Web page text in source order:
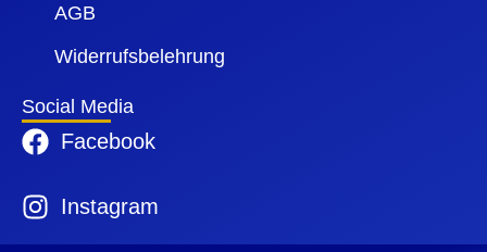
AGB
Widerrufsbelehrung
Social Media
Facebook
Instagram